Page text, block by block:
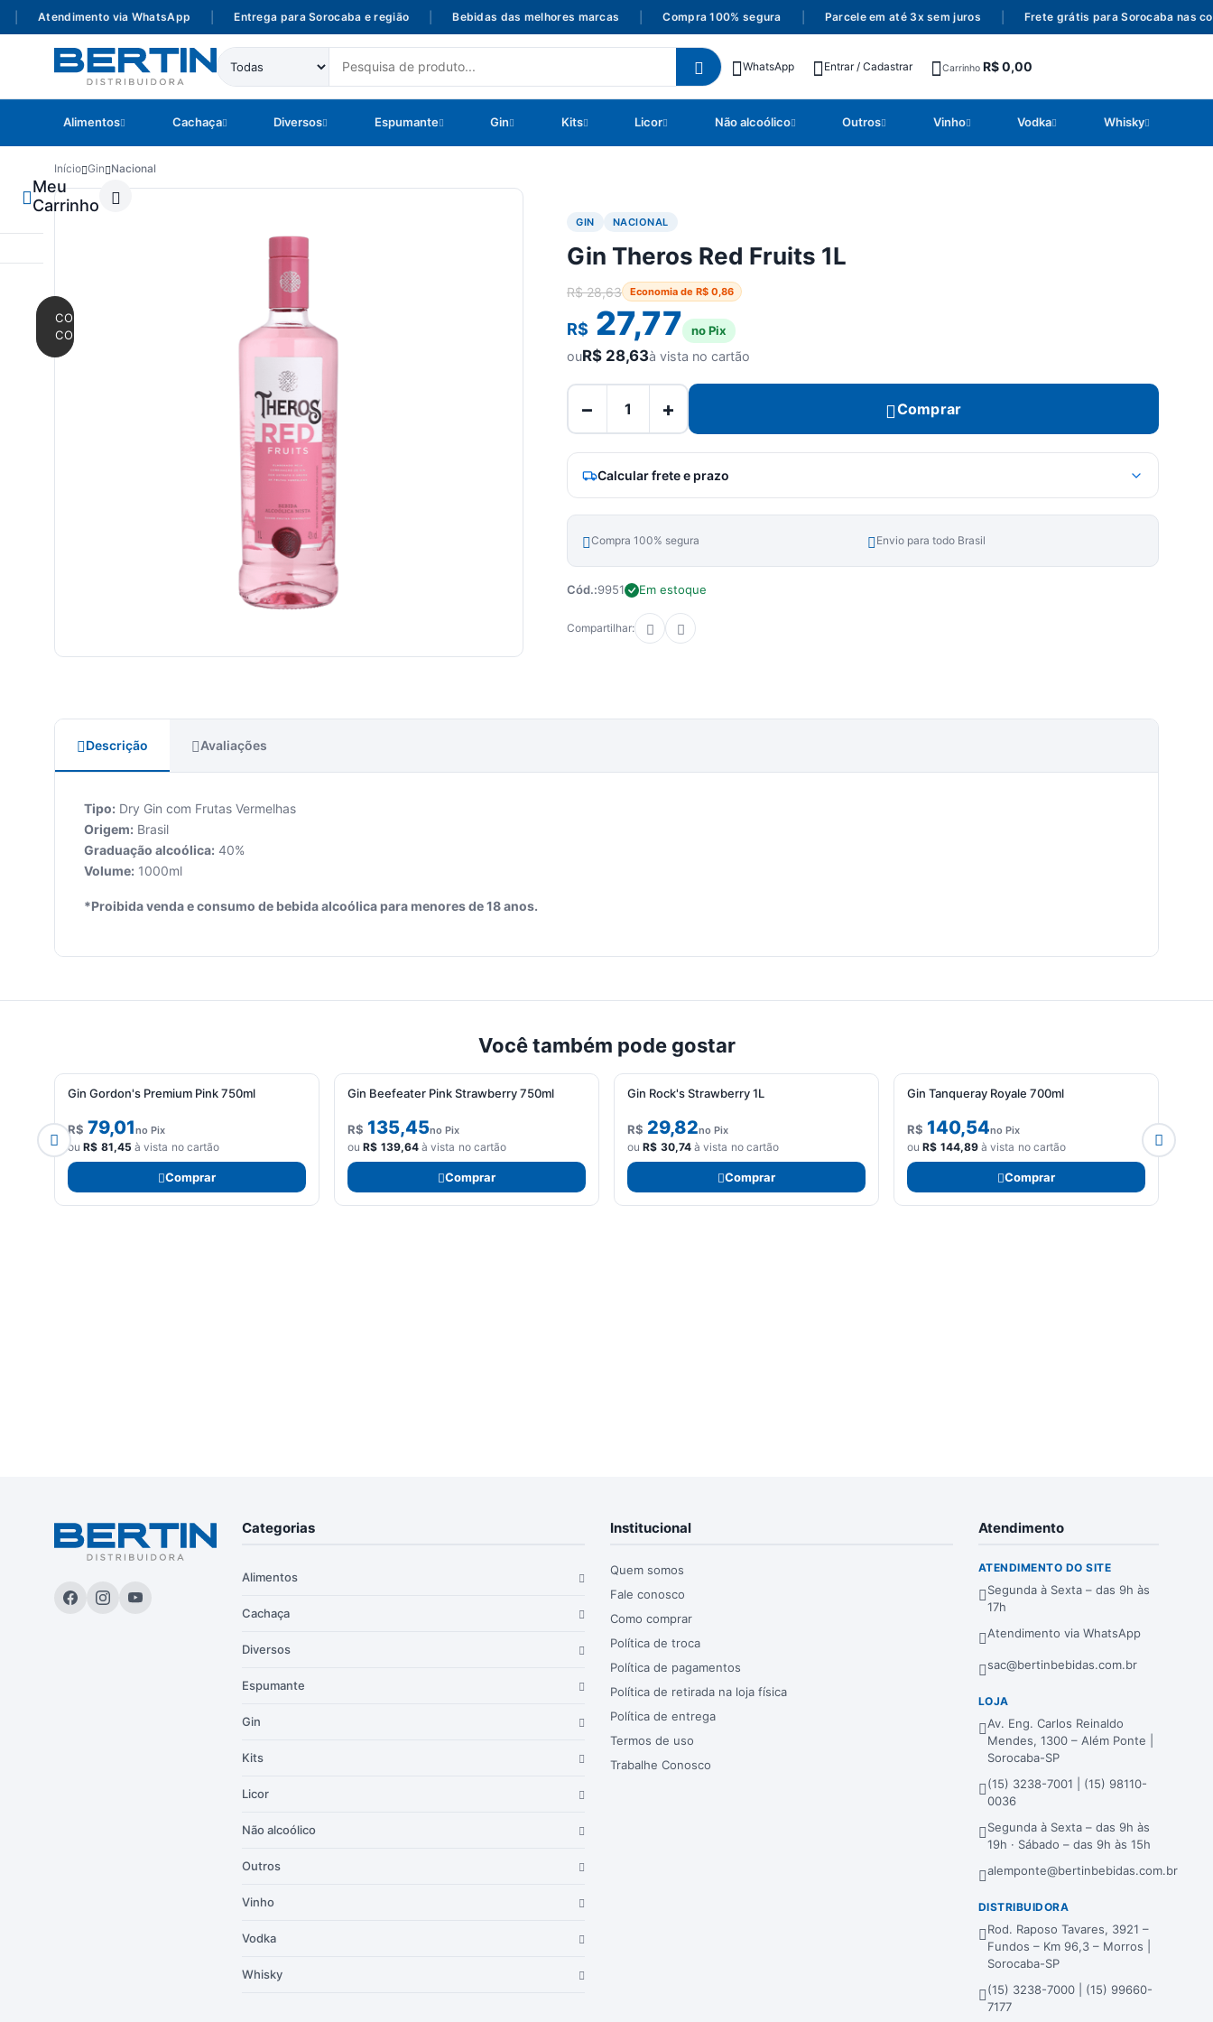
Atendimento via WhatsApp Entrega para Sorocaba e região Bebidas das melhores marcas Compra 100% segura Parcele em até 3x sem juros Frete grátis para Sorocaba nas
WhatsApp Entrar / Cadastrar Carrinho R$0,00
Alimentos Cachaça Diversos Espumante Gin Kits Licor Não alcoólico Outros Vinho Vodka Whisky
Meu
Carrinho
CONTINUAR
COMPRANDO
Início Gin Nacional
GIN NACIONAL
Gin Theros Red Fruits 1L
R$28,63 Economia de R$ 0,86
R$ 27,77 no Pix
ouR$ 28,63à vista no cartão
− + Comprar
Calcular frete e prazo
Compra 100% segura Envio para todo Brasil
Cód.:9951 Em estoque
Compartilhar:
Descrição Avaliações
Tipo: Dry Gin com Frutas Vermelhas
Origem: Brasil
Graduação alcoólica: 40%
Volume: 1000ml
*Proibida venda e consumo de bebida alcoólica para menores de 18 anos.
Você também pode gostar
Gin Gordon's Premium Pink 750ml
R$ 79,01no Pix
ouR$ 81,45 à vista no cartão
Comprar
Gin Beefeater Pink Strawberry 750ml
R$ 135,45no Pix
ouR$ 139,64à vista no cartão
Comprar
Gin Rock's Strawberry 1L
R$ 29,82no Pix
ouR$ 30,74à vista no cartão
Comprar
Gin Tanqueray Royale 700ml
R$ 140,54no Pix
ouR$ 144,89à vista no cartão
Comprar
Categorias
Alimentos
Cachaça
Diversos
Espumante
Gin
Kits
Licor
Não alcoólico
Outros
Vinho
Vodka
Whisky
Institucional
Quem somos
Fale conosco
Como comprar
Política de troca
Política de pagamentos
Política de retirada na loja física
Política de entrega
Termos de uso
Trabalhe Conosco
Atendimento
ATENDIMENTO DO SITE
Segunda à Sexta – das 9h às
17h
Atendimento via WhatsApp
sac@bertinbebidas.com.br
LOJA
Av. Eng. Carlos Reinaldo
Mendes, 1300 – Além Ponte |
Sorocaba-SP
(15) 3238-7001 | (15) 98110-
0036
Segunda à Sexta – das 9h às
19h · Sábado – das 9h às 15h
alemponte@bertinbebidas.com.br
DISTRIBUIDORA
Rod. Raposo Tavares, 3921 –
Fundos – Km 96,3 – Morros |
Sorocaba-SP
(15) 3238-7000 | (15) 99660-
7177